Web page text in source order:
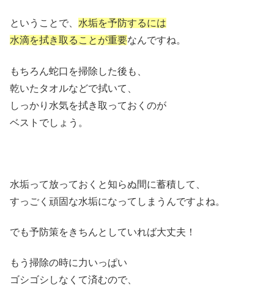
ということで、 水垢を予防するには
水滴を拭き取ることが重要なんですね。
もちろん蛇口を掃除した後も、
乾いたタオルなどで拭いて、
しっかり水気を拭き取っておくのが
ベストでしょう。
水垢って放っておくと知らぬ間に蓄積して、
すっごく頑固な水垢になってしまうんですよね。
でも予防策をきちんとしていれば大丈夫！
もう掃除の時に力いっぱい
ゴシゴシしなくて済むので、